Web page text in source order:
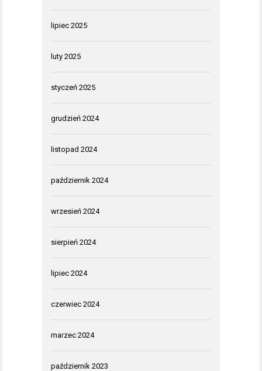
lipiec 2025
luty 2025
styczeń 2025
grudzień 2024
listopad 2024
październik 2024
wrzesień 2024
sierpień 2024
lipiec 2024
czerwiec 2024
marzec 2024
październik 2023